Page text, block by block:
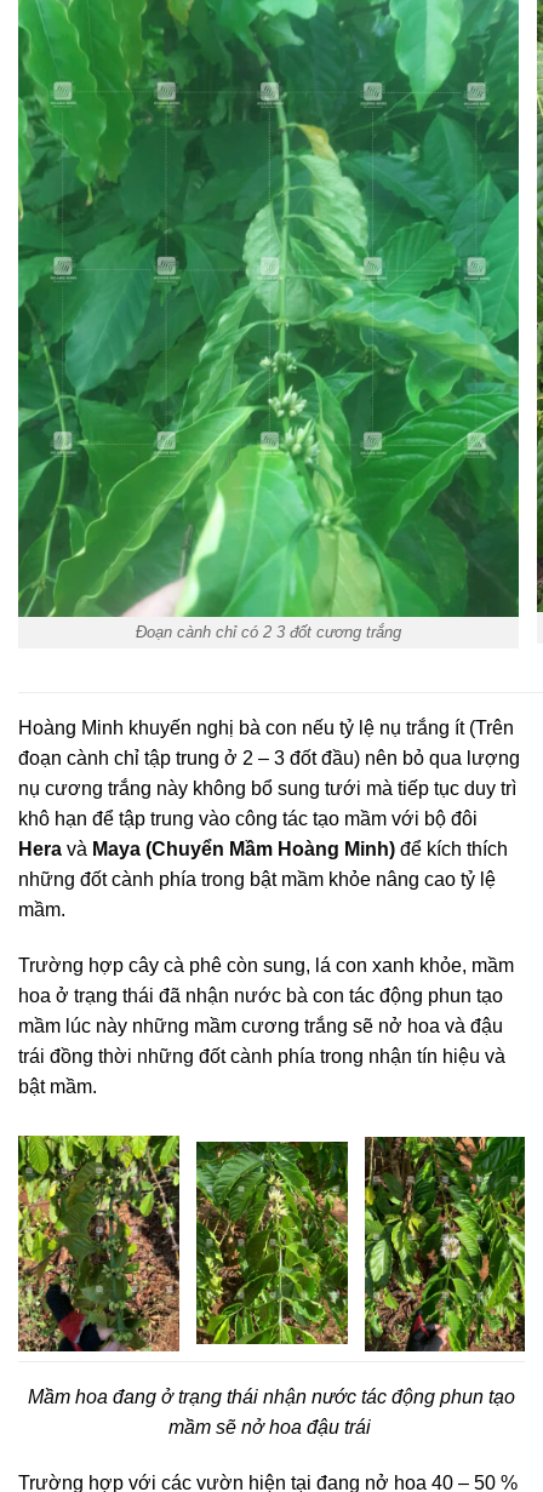
Đoạn cành chỉ có 2 3 đốt cương trắng
Hoàng Minh khuyến nghị bà con nếu tỷ lệ nụ trắng ít (Trên
đoạn cành chỉ tập trung ở 2 – 3 đốt đầu) nên bỏ qua lượng
nụ cương trắng này không bổ sung tưới mà tiếp tục duy trì
khô hạn để tập trung vào công tác tạo mầm với bộ đôi
Hera và Maya (Chuyển Mầm Hoàng Minh) để kích thích
những đốt cành phía trong bật mầm khỏe nâng cao tỷ lệ
mầm.
Trường hợp cây cà phê còn sung, lá con xanh khỏe, mầm
hoa ở trạng thái đã nhận nước bà con tác động phun tạo
mầm lúc này những mầm cương trắng sẽ nở hoa và đậu
trái đồng thời những đốt cành phía trong nhận tín hiệu và
bật mầm.
Mầm hoa đang ở trạng thái nhận nước tác động phun tạo
mầm sẽ nở hoa đậu trái
Trường hợp với các vườn hiện tại đang nở hoa 40 – 50 %